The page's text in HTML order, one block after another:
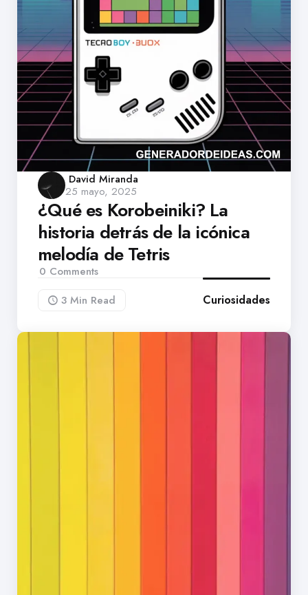
Posted
by
David Miranda
25 mayo, 2025
¿Qué es Korobeiniki? La
historia detrás de la icónica
melodía de Tetris
0 Comments
3 Min Read Curiosidades